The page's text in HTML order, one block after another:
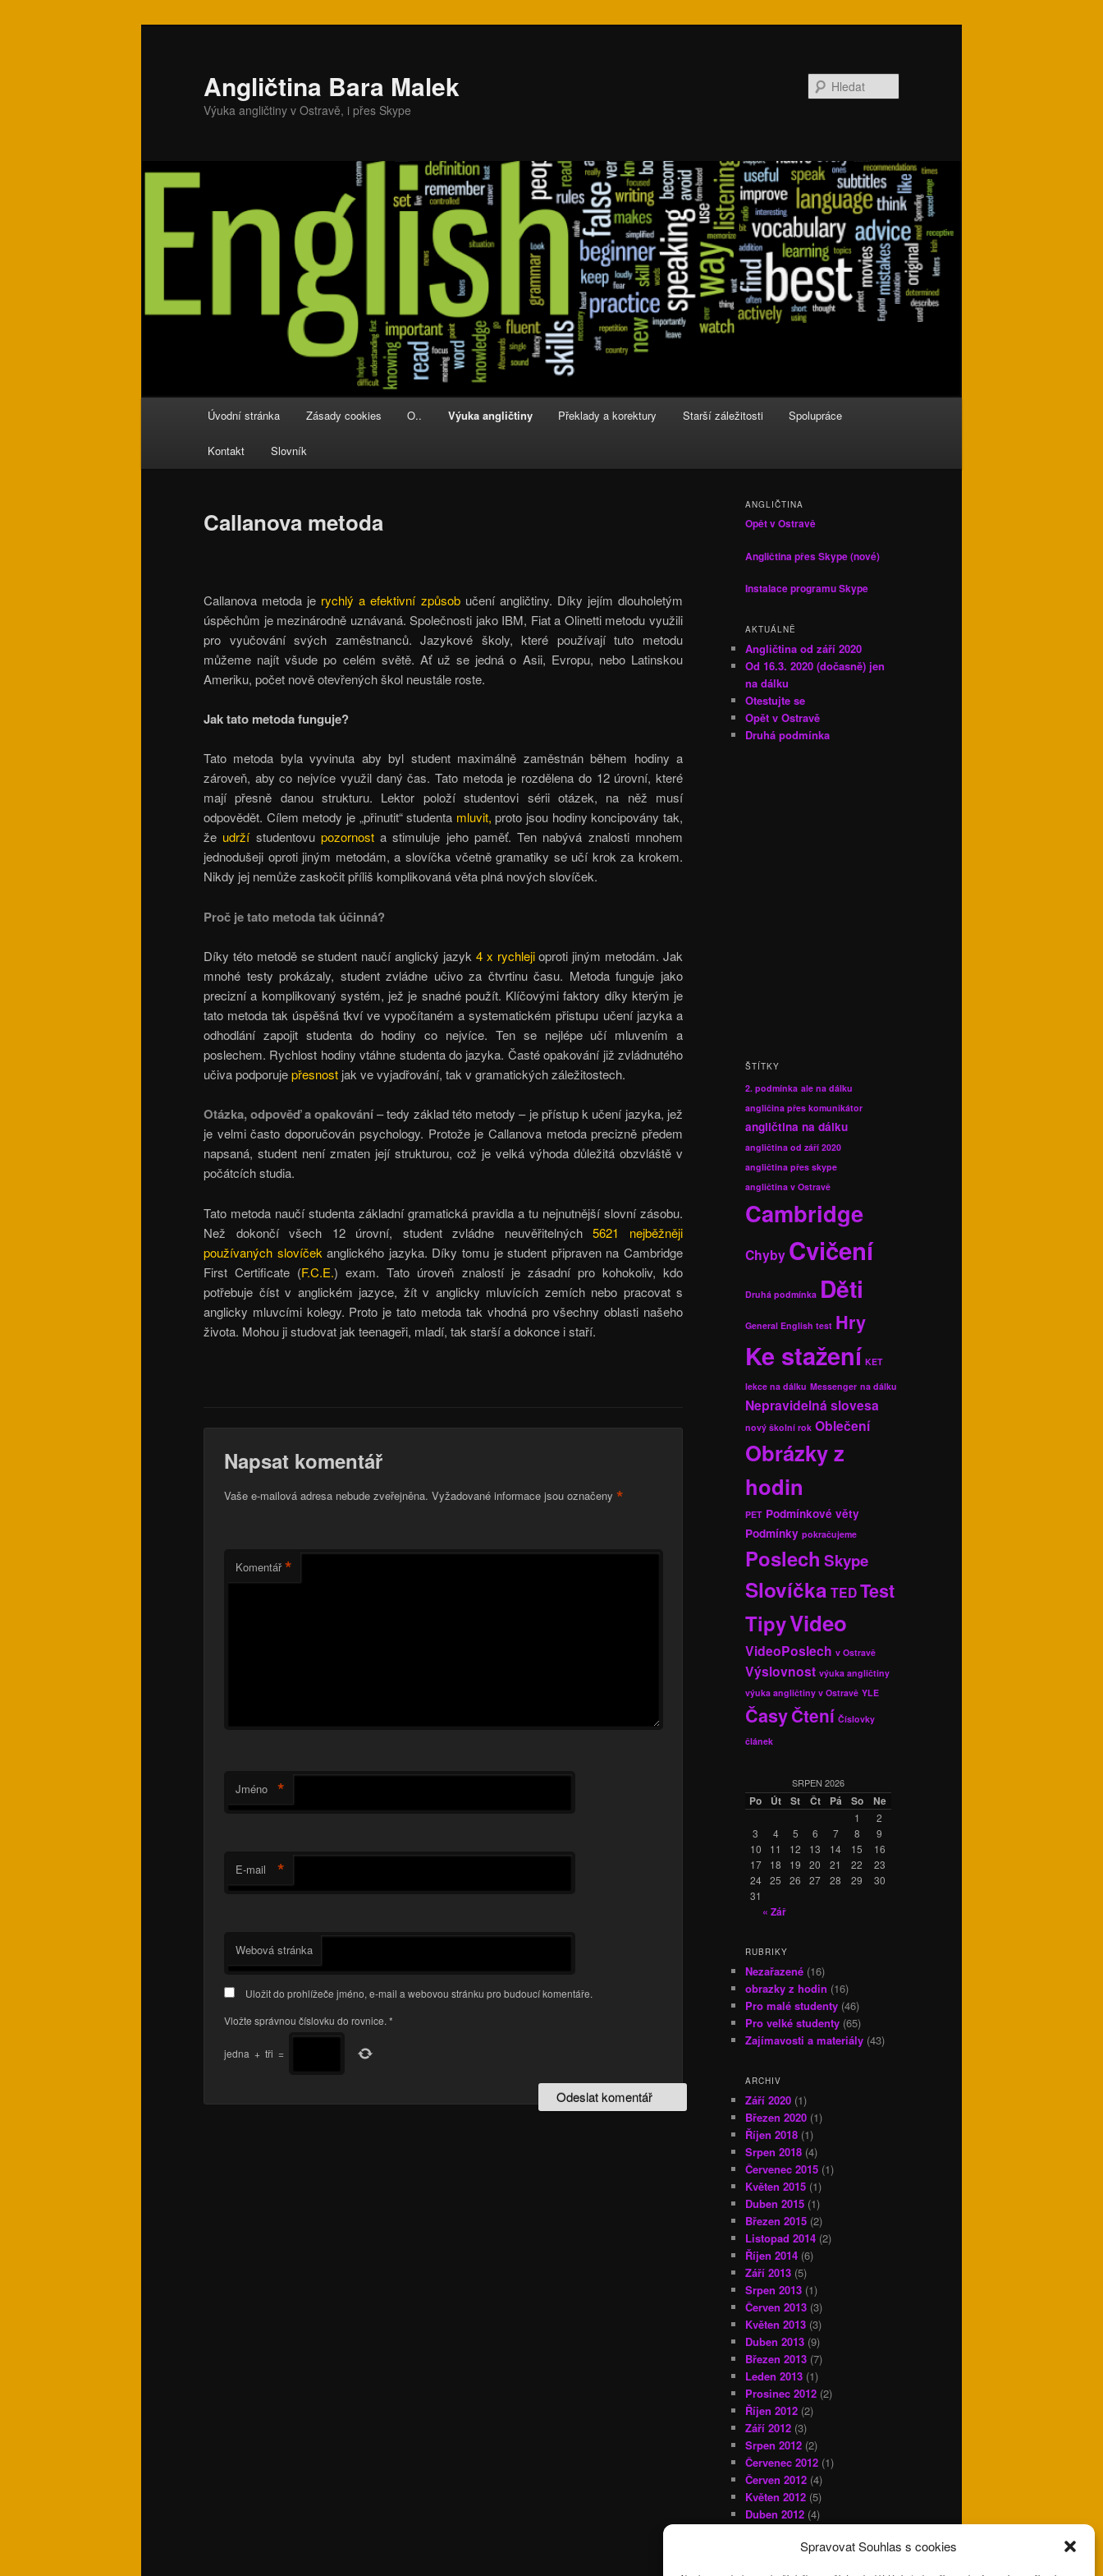
Spravovat Souhlas s cookies
Angličtina Bara Malek
Výuka angličtiny v Ostravě, i přes Skype
Úvodní stránka Zásady cookies O.. Výuka angličtiny Překlady a korektury Starší záležitosti Spolupráce
Kontakt Slovník
Callanova metoda
Callanova metoda je rychlý a efektivní způsobučení angličtiny. Díky jejím dlouholetým
úspěchům je mezinárodně uznávaná. Společnosti jako IBM, Fiat a Olinetti metodu využili
pro vyučování svých zaměstnanců. Jazykové školy, které používají tuto metodu
můžeme najít všude po celém světě. Ať už se jedná o Asii, Evropu, nebo Latinskou
Ameriku, počet nově otevřených škol neustále roste.
Jak tato metoda funguje?
Tato metoda byla vyvinuta aby byl student maximálně zaměstnán během hodiny a
zároveň, aby co nejvíce využil daný čas. Tato metoda je rozdělena do 12 úrovní, které
mají přesně danou strukturu. Lektor položí studentovi sérii otázek, na něž musí
odpovědět. Cílem metody je „přinutit“ studenta mluvit, proto jsou hodiny koncipovány tak,
že udržístudentovupozornosta stimuluje jeho paměť. Ten nabývá znalosti mnohem
jednodušeji oproti jiným metodám, a slovíčka včetně gramatiky se učí krok za krokem.
Nikdy jej nemůže zaskočit příliš komplikovaná věta plná nových slovíček.
Proč je tato metoda tak účinná?
Díky této metodě se student naučí anglický jazyk 4 x rychlejioproti jiným metodám. Jak
mnohé testy prokázaly, student zvládne učivo za čtvrtinu času. Metoda funguje jako
precizní a komplikovaný systém, jež je snadné použít. Klíčovými faktory díky kterým je
tato metoda tak úspěšná tkví ve vypočítaném a systematickém přistupu učení jazyka a
odhodlání zapojit studenta do hodiny co nejvíce. Ten se nejlépe učí mluvením a
poslechem. Rychlost hodiny vtáhne studenta do jazyka. Časté opakování již zvládnutého
učiva podporujepřesnost jak ve vyjadřování, tak v gramatických záležitostech.
Otázka, odpověď a opakování– tedy základ této metody – je přístup k učení jazyka, jež
je velmi často doporučován psychology. Protože je Callanova metoda precizně předem
napsaná, student není zmaten její strukturou, což je velká výhoda důležitá obzvláště v
počátcích studia.
Tato metoda naučí studenta základní gramatická pravidla a tu nejnutnější slovní zásobu.
Než dokončí všech 12 úrovní, student zvládne neuvěřitelných5621 nejběžněji
používaných slovíček anglického jazyka. Díky tomu je student připraven na Cambridge
First Certificate (F.C.E.) exam. Tato úroveň znalostí je zásadní pro kohokoliv, kdo
potřebuje číst v anglickém jazyce, žít v anglicky mluvících zemích nebo pracovat s
anglicky mluvcími kolegy. Proto je tato metoda tak vhodná pro všechny oblasti našeho
života. Mohou ji studovat jak teenageři, mladí, tak starší a dokonce i staří.
Napsat komentář
Vaše e-mailová adresa nebude zveřejněna. Vyžadované informace jsou označeny*
Komentář *
Jméno *
E-mail *
Webová stránka
Uložit do prohlížeče jméno, e-mail a webovou stránku pro budoucí komentáře.
Vložte správnou číslovku do rovnice. *
jedna + tři =
ANGLIČTINA
Opět v Ostravě
Angličtina přes Skype (nové)
Instalace programu Skype
AKTUÁLNĚ
Angličtina od září 2020
Od 16.3. 2020 (dočasně) jen
na dálku
Otestujte se
Opět v Ostravě
Druhá podmínka
ŠTÍTKY
2. podmínka ale na dálku
angličina přes komunikátor
angličtina na dálku
angličtina od září 2020
angličtina přes skype
angličtina v Ostravě
Cambridge
Chyby Cvičení
Druhá podmínka Děti
General English test Hry
Ke stažení KET
lekce na dálku Messenger na dálku
Nepravidelná slovesa
nový školní rok Oblečení
Obrázky z
hodin
PET Podmínkové věty
Podmínky pokračujeme
Poslech Skype
Slovíčka TEDTest
TipyVideo
VideoPoslech v Ostravě
Výslovnost výuka angličtiny
výuka angličtiny v Ostravě YLE
ČasyČtení Číslovky
článek
SRPEN 2026
Po Út St Čt Pá So Ne
1
2
3
4 5 6 7 8
9
10
11 12 13 14 15
16
17
18 19 20 21 22
23
24
25 26 27 28 29
30
31
« Zář
RUBRIKY
Nezařazené (16)
obrazky z hodin (16)
Pro malé studenty (46)
Pro velké studenty (65)
Zajímavosti a materiály (43)
ARCHIV
Září 2020 (1)
Březen 2020 (1)
Říjen 2018 (1)
Srpen 2018 (4)
Červenec 2015 (1)
Květen 2015 (1)
Duben 2015 (1)
Březen 2015 (2)
Listopad 2014 (2)
Říjen 2014 (6)
Září 2013 (5)
Srpen 2013 (1)
Červen 2013 (3)
Květen 2013 (3)
Duben 2013 (9)
Březen 2013 (7)
Leden 2013 (1)
Prosinec 2012 (2)
Říjen 2012 (2)
Září 2012 (3)
Srpen 2012 (2)
Červenec 2012 (1)
Červen 2012 (4)
Květen 2012 (5)
Duben 2012 (4)
(6)